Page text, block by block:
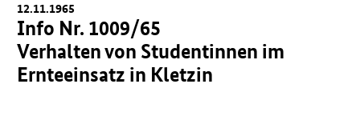
12.11.1965
Info Nr. 1009/65
Verhalten von Studentinnen im
Ernteeinsatz in Kletzin